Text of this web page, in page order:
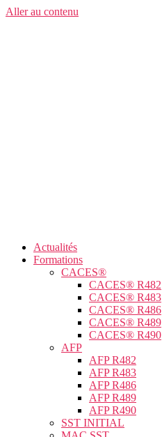
Aller au contenu
Actualités
Formations
CACES®
CACES® R482
CACES® R483
CACES® R486
CACES® R489
CACES® R490
AFP
AFP R482
AFP R483
AFP R486
AFP R489
AFP R490
SST INITIAL